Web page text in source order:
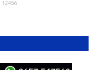
12456